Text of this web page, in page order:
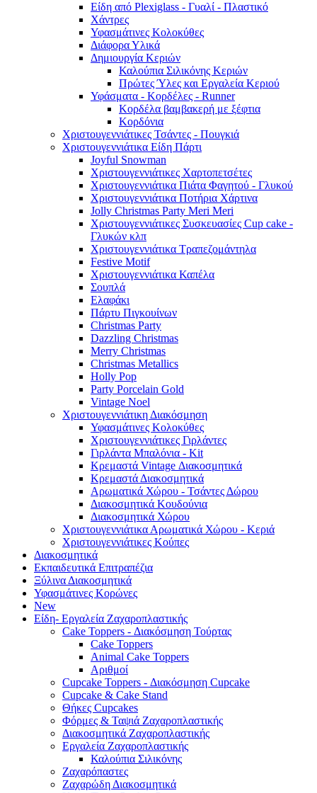
Είδη από Plexiglass - Γυαλί - Πλαστικό
Χάντρες
Υφασμάτινες Κολοκύθες
Διάφορα Υλικά
Δημιουργία Κεριών
Καλούπια Σιλικόνης Κεριών
Πρώτες Ύλες και Εργαλεία Κεριού
Υφάσματα - Κορδέλες - Runner
Κορδέλα βαμβακερή με ξέφτια
Κορδόνια
Χριστουγεννιάτικες Τσάντες - Πουγκιά
Χριστουγεννιάτικα Είδη Πάρτι
Joyful Snowman
Χριστουγεννιάτικες Χαρτοπετσέτες
Χριστουγεννιάτικα Πιάτα Φαγητού - Γλυκού
Χριστουγεννιάτικα Ποτήρια Χάρτινα
Jolly Christmas Party Meri Meri
Χριστουγεννιάτικες Συσκευασίες Cup cake -
Γλυκών κλπ
Χριστουγεννιάτικα Τραπεζομάντηλα
Festive Motif
Χριστουγεννιάτικα Καπέλα
Σουπλά
Ελαφάκι
Πάρτυ Πιγκουίνων
Christmas Party
Dazzling Christmas
Merry Christmas
Christmas Metallics
Holly Pop
Party Porcelain Gold
Vintage Noel
Χριστουγεννιάτικη Διακόσμηση
Υφασμάτινες Κολοκύθες
Χριστουγεννιάτικες Γιρλάντες
Γιρλάντα Μπαλόνια - Kit
Κρεμαστά Vintage Διακοσμητικά
Κρεμαστά Διακοσμητικά
Αρωματικά Χώρου - Τσάντες Δώρου
Διακοσμητικά Κουδούνια
Διακοσμητικά Χώρου
Χριστουγεννιάτικα Αρωματικά Χώρου - Κεριά
Χριστουγεννιάτικες Κούπες
Διακοσμητικά
Εκπαιδευτικά Επιτραπέζια
Ξύλινα Διακοσμητικά
Υφασμάτινες Κορώνες
New
Είδη- Εργαλεία Ζαχαροπλαστικής
Cake Toppers - Διακόσμηση Τούρτας
Cake Toppers
Animal Cake Toppers
Αριθμοί
Cupcake Toppers - Διακόσμηση Cupcake
Cupcake & Cake Stand
Θήκες Cupcakes
Φόρμες & Ταψιά Ζαχαροπλαστικής
Διακοσμητικά Ζαχαροπλαστικής
Εργαλεία Ζαχαροπλαστικής
Καλούπια Σιλικόνης
Ζαχαρόπαστες
Ζαχαρώδη Διακοσμητικά